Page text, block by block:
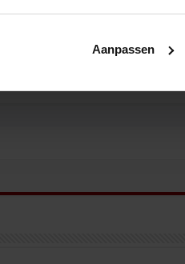
Aanpassen
en Grondstoffen management